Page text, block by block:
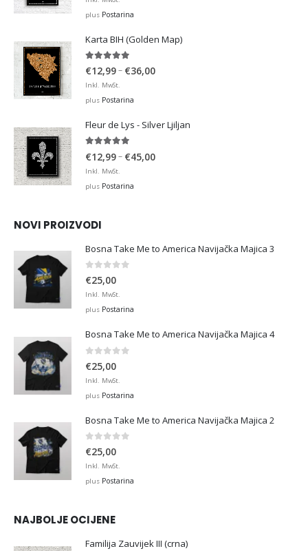
€36,00
plus Postarina
Karta BIH (Golden Map)
4.93out of 5
€12,99– €36,00Price
€36,00
Inkl. MwSt.
plus Postarina
Fleur de Lys - Silver Ljiljan
€12,99– €45,00Price
Inkl. MwSt.
plus Postarina
NOVI PROIZVODI
Bosna Take Me to America Navijačka Majica 3
0 out of 5
€25,00
Inkl. MwSt.
plus Postarina
Bosna Take Me to America Navijačka Majica 4
€25,00
Inkl. MwSt.
plus Postarina
Bosna Take Me to America Navijačka Majica 2
0 out of 5
€25,00
Inkl. MwSt.
plus Postarina
NAJBOLJE OCIJENE
Familija Zauvijek III (crna)